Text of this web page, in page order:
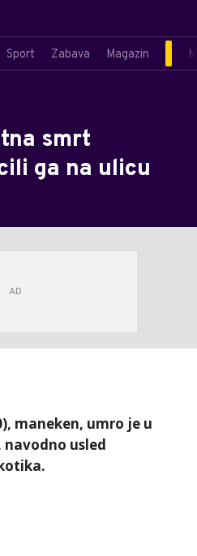
Sport Zabava Magazin
smrt
ga na ulicu
maneken, umro je u
usled